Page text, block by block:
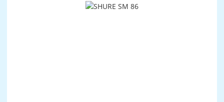
Bildergalerie überspringen